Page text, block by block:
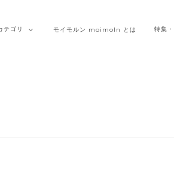
テゴリ モイモルン moimoln とは 特集・